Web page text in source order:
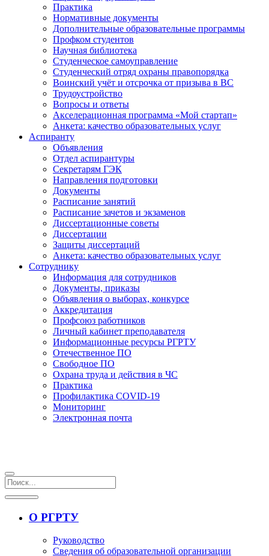
Практика
Нормативные документы
Дополнительные образовательные программы
Профком студентов
Научная библиотека
Студенческое самоуправление
Студенческий отряд охраны правопорядка
Воинский учёт и отсрочка от призыва в ВС
Трудоустройство
Вопросы и ответы
Акселерационная программа «Мой стартап»
Анкета: качество образовательных услуг
Аспиранту
Объявления
Отдел аспирантуры
Секретарям ГЭК
Направления подготовки
Документы
Расписание занятий
Расписание зачетов и экзаменов
Диссертационные советы
Диссертации
Защиты диссертаций
Анкета: качество образовательных услуг
Сотруднику
Информация для сотрудников
Документы, приказы
Объявления о выборах, конкурсе
Аккредитация
Профсоюз работников
Личный кабинет преподавателя
Информационные ресурсы РГРТУ
Отечественное ПО
Свободное ПО
Охрана труда и действия в ЧС
Практика
Профилактика COVID-19
Мониторинг
Электронная почта
О РГРТУ
Руководство
Сведения об образовательной организации